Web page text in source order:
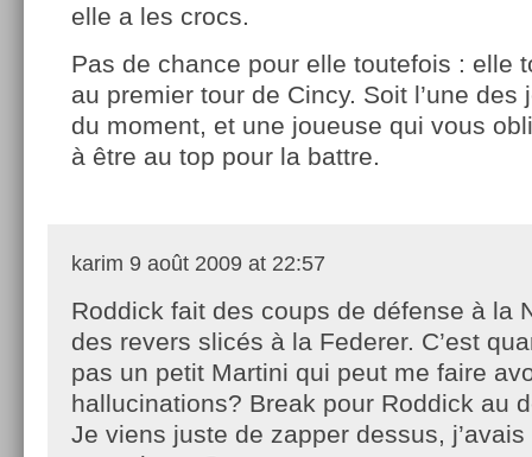
elle a les crocs.
Pas de chance pour elle toutefois : elle
au premier tour de Cincy. Soit l’une des
du moment, et une joueuse qui vous
à être au top pour la battre.
karim 9 août 2009 at 22:57
Roddick fait des coups de défense à la
des revers slicés à la Federer. C’est
pas un petit Martini qui peut me faire
hallucinations? Break pour Roddick au
Je viens juste de zapper dessus,